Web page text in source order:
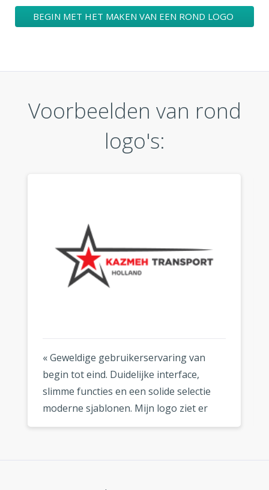
BEGIN MET HET MAKEN VAN EEN ROND LOGO
Voorbeelden van rond
logo's:
« Geweldige gebruikerservaring van
begin tot eind. Duidelijke interface,
slimme functies en een solide selectie
moderne sjablonen. Mijn logo ziet er
fantastisch uit, waar ik het ook gebruik.